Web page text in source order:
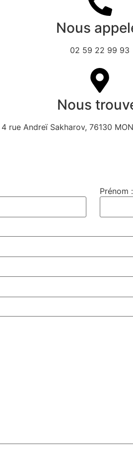
Nous
02 59 22 99 93
Nous
4 rue Andreï Sakharov, 76130
Prénom :